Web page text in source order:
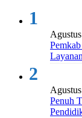
1
2
Penuh